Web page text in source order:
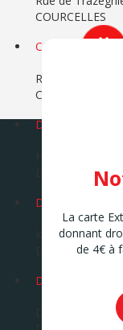
COURCELLES
COUVIN
Route
COUVIN
DEINZE
Hoek
DENDERLEEUW
Kasteelstraat 17
DENDERLEEUW
DESTELBERGEN
La carte
donnant
de 4€ à